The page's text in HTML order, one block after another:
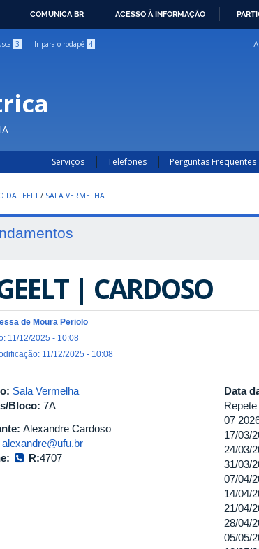
COMUNICA BR ACESSO À INFORMAÇÃO
3 Ir para o rodapé 4
Serviços Telefones Perguntas Frequentes
DA FEELT / SALA VERMELHA
| CARDOSO
de Moura Periolo
11/12/2025 - 10:08
11/12/2025 - 10:08
Sala Vermelha
Bloco: 7A
Alexandre Cardoso
alexandre@ufu.br
R:4707
Data
07
17/03/
24/03/
31/03/
07/04/
14/04/
21/04/
28/04/
05/05/